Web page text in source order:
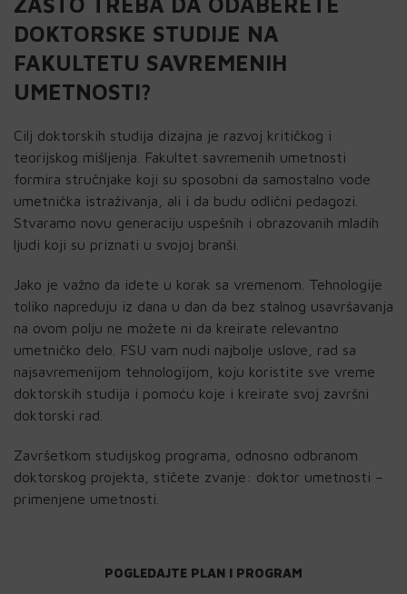
DOKTORSKE STUDIJE NA
FAKULTETU SAVREMENIH
UMETNOSTI?
Cilj doktorskih studija dizajna je razvoj kritičkog i
teorijskog mišljenja. Fakultet savremenih umetnosti
formira stručnjake koji su sposobni da samostalno vode
umetnička istraživanja, ali i da budu odlični pedagozi.
Stvaramo novu generaciju uspešnih i obrazovanih mladih
ljudi koji su priznati u svojoj branši.
Jako je važno da idete u korak sa vremenom. Tehnologije
toliko napreduju iz dana u dan da bez stalnog usavršavanja
na ovom polju ne možete ni da kreirate relevantno
umetničko delo. FSU vam nudi najbolje uslove, rad sa
najsavremenijom tehnologijom, koju koristite sve vreme
doktorskih studija i pomoću koje i kreirate svoj završni
doktorski rad.
Završetkom studijskog programa, odnosno odbranom
doktorskog projekta, stičete zvanje: doktor umetnosti –
primenjene umetnosti.
POGLEDAJTE PLAN I PROGRAM